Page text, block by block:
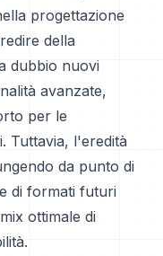
progettazione
della
dubbio nuovi
avanzate,
per le
Tuttavia, l'eredità
da punto di
di formati futuri
ottimale di